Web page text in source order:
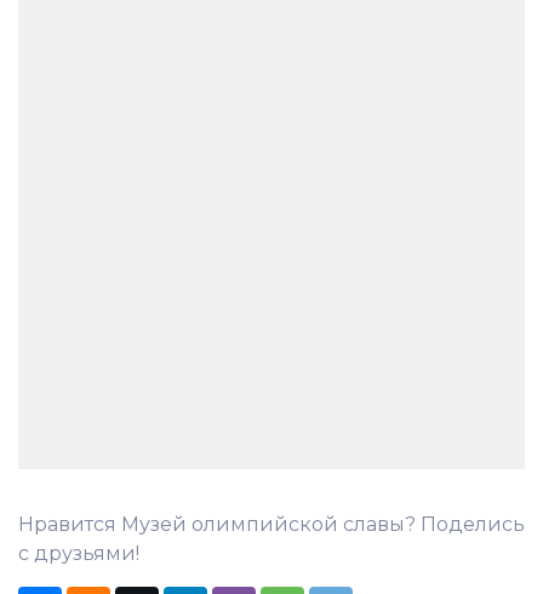
Нравится Музей олимпийской славы? Поделись
с друзьями!